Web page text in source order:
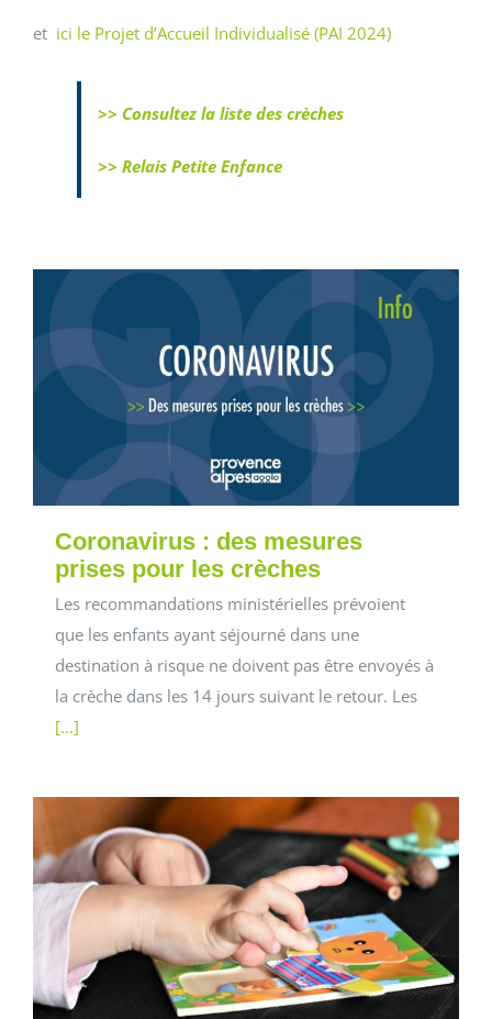
et ici le Projet d’Accueil Individualisé (PAI 2024)
>> Consultez la liste des crèches
>> Relais Petite Enfance
Coronavirus : des mesures
prises pour les crèches
Les recommandations ministérielles prévoient
que les enfants ayant séjourné dans une
destination à risque ne doivent pas être envoyés à
la crèche dans les 14 jours suivant le retour. Les
[...]